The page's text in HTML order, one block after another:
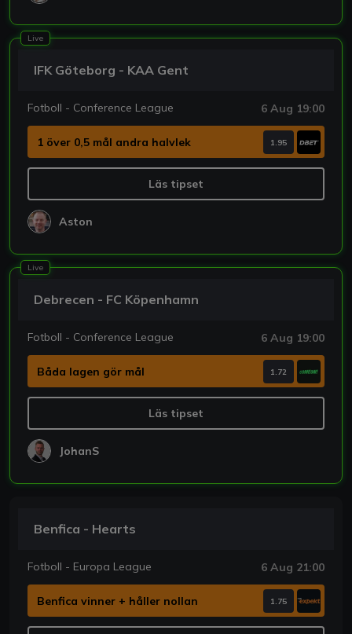
Live
IFK Göteborg - KAA Gent
Fotboll - Conference League 6 Aug 19:00
1 över 0,5 mål andra halvlek 1.95
Läs tipset
Aston
Live
Debrecen - FC Köpenhamn
Fotboll - Conference League 6 Aug 19:00
Båda lagen gör mål 1.72
Läs tipset
JohanS
Benfica - Hearts
Fotboll - Europa League 6 Aug 21:00
Benfica vinner + håller nollan 1.75